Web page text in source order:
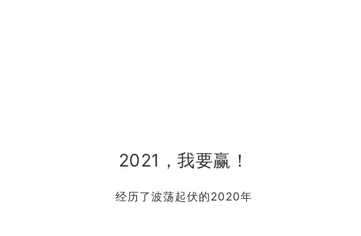
2021，我要赢！
经历了波荡起伏的2020年